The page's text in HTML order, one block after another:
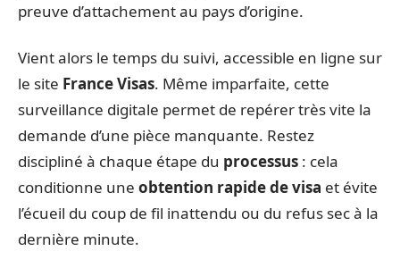
preuve d’attachement au pays d’origine.
Vient alors le temps du suivi, accessible en ligne sur
le site France Visas. Même imparfaite, cette
surveillance digitale permet de repérer très vite la
demande d’une pièce manquante. Restez
discipliné à chaque étape du processus : cela
conditionne une obtention rapide de visa et évite
l’écueil du coup de fil inattendu ou du refus sec à la
dernière minute.